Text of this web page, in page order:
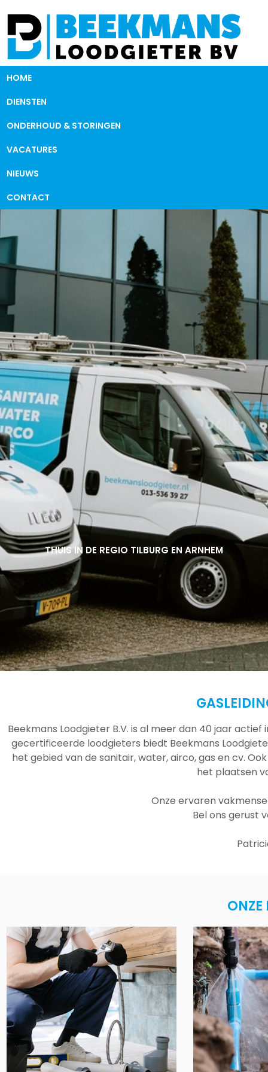
HOME
DIENSTEN
ONDERHOUD & STORINGEN
VACATURES
NIEUWS
CONTACT
THUIS IN DE REGIO TILBURG EN ARNHEM
THUIS IN DE REGIO TILBURG EN ARNHEM
THUIS IN DE REGIO TILBURG EN ARNHEM
Beekmans Loodgieter B.V. is al meer dan 40 jaar
gecertificeerde loodgieters biedt Beekmans
het gebied van de sanitair, water, airco, gas en cv.
het plaatsen
Onze ervaren
Bel ons gerust
ONZE